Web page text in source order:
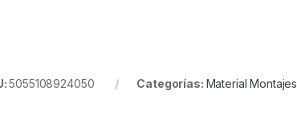
5055108924050 Categorías: Material Montajes